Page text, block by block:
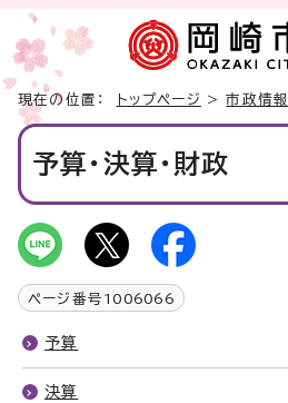
現在の位置： トップページ >市政情報
予算・決算・財政
ページ番号 1006066
予算
決算